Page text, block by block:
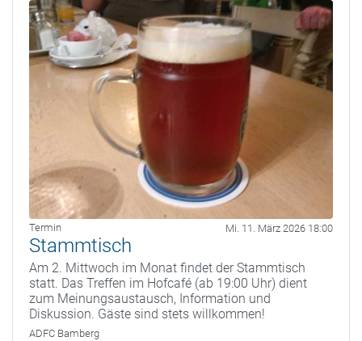
Termin Mi. 11. März 2026 18:00
Stammtisch
Am 2. Mittwoch im Monat findet der Stammtisch
statt. Das Treffen im Hofcafé (ab 19:00 Uhr) dient
zum Meinungsaustausch, Information und
Diskussion. Gäste sind stets willkommen!
ADFC Bamberg